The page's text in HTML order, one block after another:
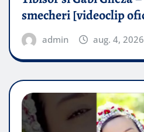
smecheri [videoclip
admin aug. 4, 2026